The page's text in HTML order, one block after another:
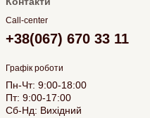
Call-center
+38(067) 670 33 11
Графік роботи
Пн-Чт: 9:00-18:00
Пт: 9:00-17:00
Сб-Нд: Вихідний